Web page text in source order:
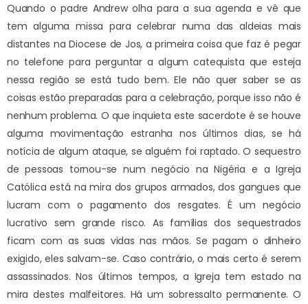
Quando o padre Andrew olha para a sua agenda e vê que
tem alguma missa para celebrar numa das aldeias mais
distantes na Diocese de Jos, a primeira coisa que faz é pegar
no telefone para perguntar a algum catequista que esteja
nessa região se está tudo bem. Ele não quer saber se as
coisas estão preparadas para a celebração, porque isso não é
nenhum problema. O que inquieta este sacerdote é se houve
alguma movimentação estranha nos últimos dias, se há
notícia de algum ataque, se alguém foi raptado. O sequestro
de pessoas tornou-se num negócio na Nigéria e a Igreja
Católica está na mira dos grupos armados, dos gangues que
lucram com o pagamento dos resgates. É um negócio
lucrativo sem grande risco. As famílias dos sequestrados
ficam com as suas vidas nas mãos. Se pagam o dinheiro
exigido, eles salvam-se. Caso contrário, o mais certo é serem
assassinados. Nos últimos tempos, a Igreja tem estado na
mira destes malfeitores. Há um sobressalto permanente. O